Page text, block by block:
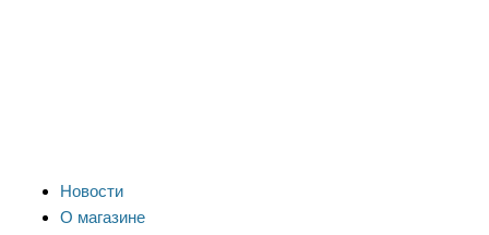
Новости
О магазине